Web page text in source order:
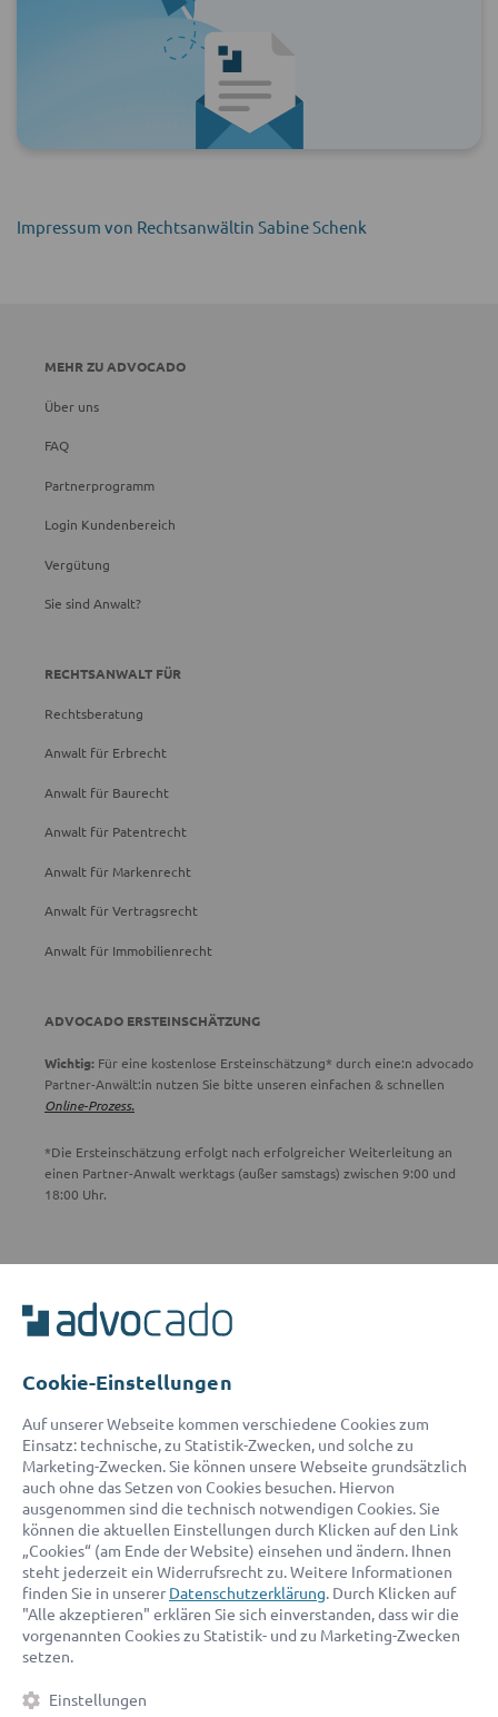
Impressum von Rechtsanwältin Sabine Schenk
MEHR ZU ADVOCADO
Über uns
FAQ
Partnerprogramm
Login Kundenbereich
Vergütung
Sie sind Anwalt?
RECHTSANWALT FÜR
Rechtsberatung
Anwalt für Erbrecht
Anwalt für Baurecht
Anwalt für Patentrecht
Anwalt für Markenrecht
Anwalt für Vertragsrecht
Anwalt für Immobilienrecht
ADVOCADO ERSTEINSCHÄTZUNG
Wichtig: Für eine kostenlose Ersteinschätzung* durch eine:n advocado
Partner-Anwält:in nutzen Sie bitte unseren einfachen & schnellen
Online-Prozess.
*Die Ersteinschätzung erfolgt nach erfolgreicher Weiterleitung an
einen Partner-Anwalt werktags (außer samstags) zwischen 9:00 und
18:00 Uhr.
Unser Serviceteam ist von 8:00 bis 17:00 Uhr für Sie erreichbar.
E-Mail:
service@advocado.com
© 2026 advocado - einfach online den passenden Rechtsanwalt finden
Auszeichnungen:
Cookie-Einstellungen
Auf unserer Webseite kommen verschiedene Cookies zum
Einsatz: technische, zu Statistik-Zwecken, und solche zu
Marketing-Zwecken. Sie können unsere Webseite grundsätzlich
auch ohne das Setzen von Cookies besuchen. Hiervon
ausgenommen sind die technisch notwendigen Cookies. Sie
können die aktuellen Einstellungen durch Klicken auf den Link
„Cookies“ (am Ende der Website) einsehen und ändern. Ihnen
steht jederzeit ein Widerrufsrecht zu. Weitere Informationen
finden Sie in unserer Datenschutzerklärung. Durch Klicken auf
"Alle akzeptieren" erklären Sie sich einverstanden, dass wir die
vorgenannten Cookies zu Statistik- und zu Marketing-Zwecken
setzen.
Einstellungen